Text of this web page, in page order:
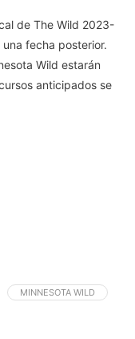
de The Wild 2023-
fecha posterior.
Wild estarán
anticipados se
MINNESOTA WILD